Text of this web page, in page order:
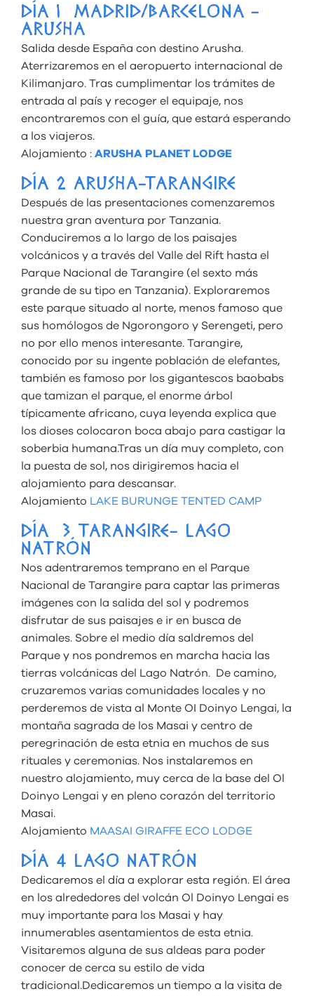
DÍA 1 MADRID/BARCELONA -
ARUSHA
Salida desde España con destino Arusha.
Aterrizaremos en el aeropuerto internacional de
Kilimanjaro. Tras cumplimentar los trámites de
entrada al país y recoger el equipaje, nos
encontraremos con el guía, que estará esperando
a los viajeros.
Alojamiento : ARUSHA PLANET LODGE
DÍA 2 ARUSHA-TARANGIRE
Después de las presentaciones comenzaremos
nuestra gran aventura por Tanzania.
Conduciremos a lo largo de los paisajes
volcánicos y a través del Valle del Rift hasta el
Parque Nacional de Tarangire (el sexto más
grande de su tipo en Tanzania). Exploraremos
este parque situado al norte, menos famoso que
sus homólogos de Ngorongoro y Serengeti, pero
no por ello menos interesante. Tarangire,
conocido por su ingente población de elefantes,
también es famoso por los gigantescos baobabs
que tamizan el parque, el enorme árbol
típicamente africano, cuya leyenda explica que
los dioses colocaron boca abajo para castigar la
soberbia humana.Tras un día muy completo, con
la puesta de sol, nos dirigiremos hacia el
alojamiento para descansar.
Alojamiento LAKE BURUNGE TENTED CAMP
DÍA 3 TARANGIRE- LAGO
NATRÓN
Nos adentraremos temprano en el Parque
Nacional de Tarangire para captar las primeras
imágenes con la salida del sol y podremos
disfrutar de sus paisajes e ir en busca de
animales. Sobre el medio día saldremos del
Parque y nos pondremos en marcha hacia las
tierras volcánicas del Lago Natrón. De camino,
cruzaremos varias comunidades locales y no
perderemos de vista al Monte OI Doinyo Lengai, la
montaña sagrada de los Masai y centro de
peregrinación de esta etnia en muchos de sus
rituales y ceremonias. Nos instalaremos en
nuestro alojamiento, muy cerca de la base del Ol
Doinyo Lengai y en pleno corazón del territorio
Masai.
Alojamiento MAASAI GIRAFFE ECO LODGE
DÍA 4 LAGO NATRÓN
Dedicaremos el día a explorar esta región. El área
en los alrededores del volcán Ol Doinyo Lengai es
muy importante para los Masai y hay
innumerables asentamientos de esta etnia.
Visitaremos alguna de sus aldeas para poder
conocer de cerca su estilo de vida
tradicional.Dedicaremos un tiempo a la visita de